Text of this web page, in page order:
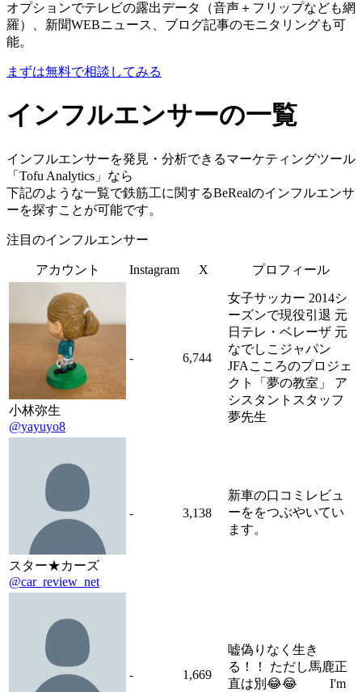
オプションでテレビの露出データ（音声＋フリップなども網
羅）、新聞WEBニュース、ブログ記事のモニタリングも可
能。
まずは無料で相談してみる
インフルエンサーの一覧
インフルエンサーを発見・分析できるマーケティングツール
「Tofu Analytics」なら
下記のような一覧で鉄筋工に関するBeRealのインフルエンサ
ーを探すことが可能です。
注目のインフルエンサー
アカウント Instagram X プロフィール
小林弥生
@yayuyo8
- 6,744
女子サッカー 2014シ
ーズンで現役引退 元
日テレ・ベレーザ 元
なでしこジャパン
JFAこころのプロジェ
クト「夢の教室」 ア
シスタントスタッフ
夢先生
スター★カーズ
@car_review_net
- 3,138
新車の口コミレビュ
ーををつぶやいてい
ます。
- 1,669
嘘偽りなく生き
る！！ ただし馬鹿正
直は別😂😂 I'm